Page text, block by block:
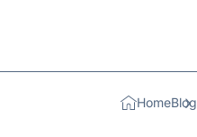
HomeBlog